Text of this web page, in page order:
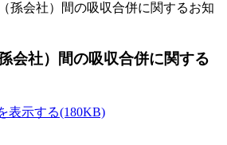
孫会社）間の吸収合併に関するお知
会社）間の吸収合併に関する
(180KB)